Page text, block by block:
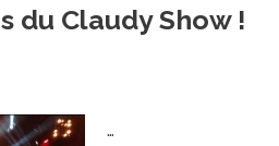
du Claudy Show !
…